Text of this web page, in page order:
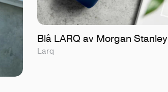
Blå LARQ av Morgan Stanley
Larq